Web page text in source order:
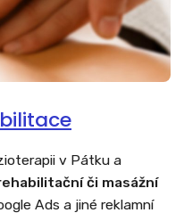
v Pátku a
či masážní
Ads a jiné reklamní